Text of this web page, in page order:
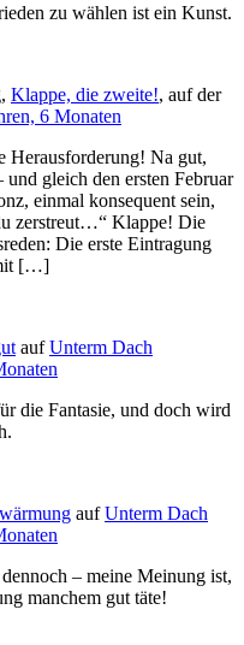
zu wählen ist ein Kunst.
Klappe, die zweite!, auf der
6 Monaten
Herausforderung! Na gut,
gleich den ersten Februar
einmal konsequent sein,
zerstreut…“ Klappe! Die
Die erste Eintragung
[…]
aufUnterm Dach
die Fantasie, und doch wird
aufUnterm Dach
– meine Meinung ist,
manchem gut täte!